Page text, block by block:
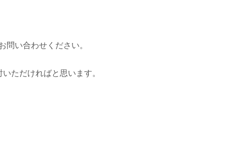
問い合わせください。
ただければと思います。